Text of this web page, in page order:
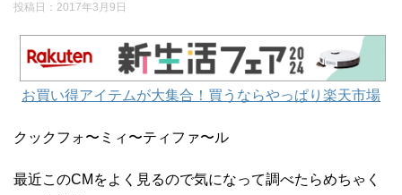
投稿日： 2017年3月9日
お買い得アイテムが大集合！買うならやっぱり楽天市場
クックフォ〜ミィ〜ティファ〜ル
最近このCMをよく見るので気になって調べたらめちゃく